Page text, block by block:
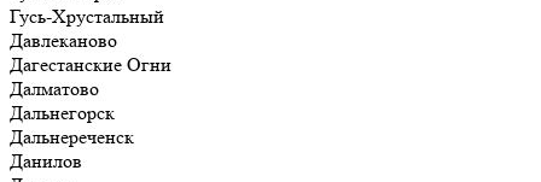
Гусь-Хрустальный
Давлеканово
Дагестанские Огни
Далматово
Дальнегорск
Дальнереченск
Данилов